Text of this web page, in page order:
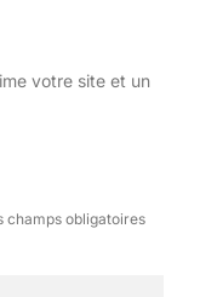
quelle base de
votre site et un
champs obligatoires